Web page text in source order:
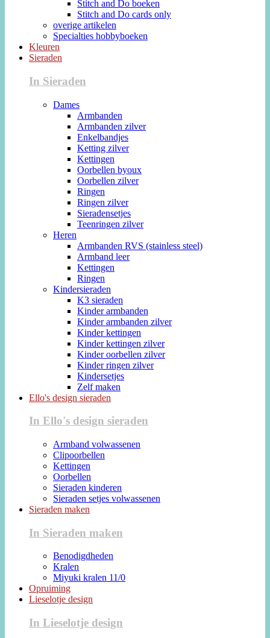
Stitch and Do boeken
Stitch and Do cards only
overige artikelen
Specialties hobbyboeken
Kleuren
Sieraden
In Sieraden
Dames
Armbanden
Armbanden zilver
Enkelbandjes
Ketting zilver
Kettingen
Oorbellen byoux
Oorbellen zilver
Ringen
Ringen zilver
Sieradensetjes
Teenringen zilver
Heren
Armbanden RVS (stainless steel)
Armband leer
Kettingen
Ringen
Kindersieraden
K3 sieraden
Kinder armbanden
Kinder armbanden zilver
Kinder kettingen
Kinder kettingen zilver
Kinder oorbellen zilver
Kinder ringen zilver
Kindersetjes
Zelf maken
Ello's design sieraden
In Ello's design sieraden
Armband volwassenen
Clipoorbellen
Kettingen
Oorbellen
Sieraden kinderen
Sieraden setjes volwassenen
Sieraden maken
In Sieraden maken
Benodigdheden
Kralen
Miyuki kralen 11/0
Opruiming
Lieselotje design
In Lieselotje design